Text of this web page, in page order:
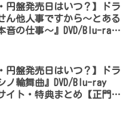
円盤発売日はいつ？】ドラ
ん他人事ですから～とある
音の仕事～』DVD/Blu-ray
円盤発売日はいつ？】ドラ
ノ輪舞曲』DVD/Blu-ray
イト・特典まとめ【正門良